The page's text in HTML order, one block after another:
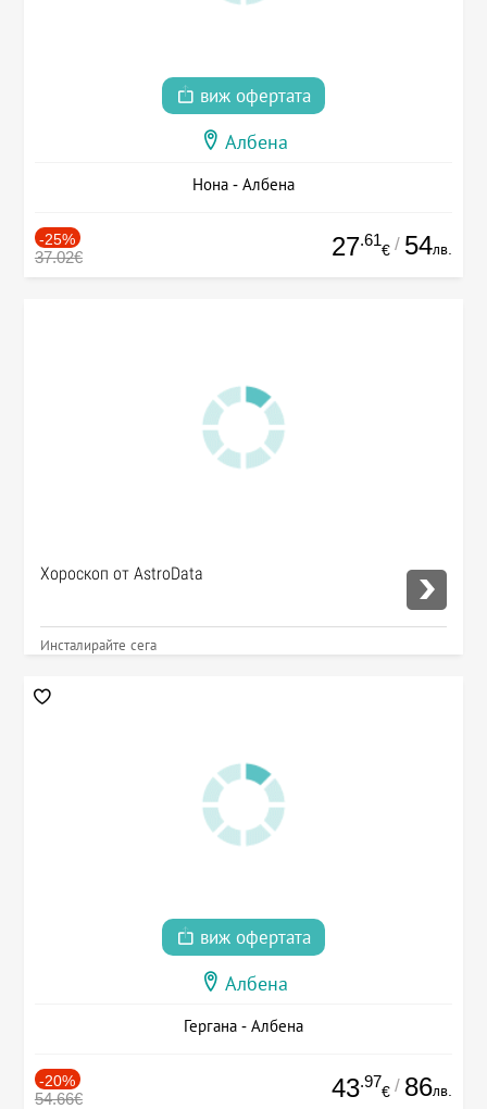
виж офертата
Албена
Нона - Албена
-25%
37.02€ 27.61
€ / 54лв.
Хороскоп от AstroData
Инсталирайте сега
виж офертата
Албена
Гергана - Албена
-20%
54.66€ 43.97
€ / 86лв.